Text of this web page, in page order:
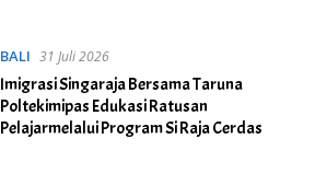
BALI 31 Juli 2026
Imigrasi Singaraja Bersama Taruna
Poltekimipas Edukasi Ratusan
Pelajarmelalui Program Si Raja Cerdas